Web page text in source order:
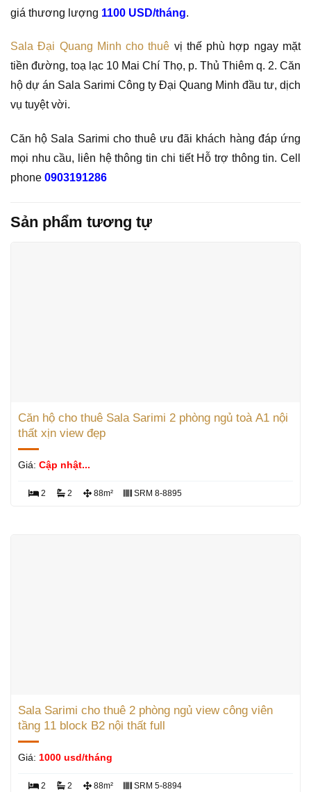
giá thương lượng 1100 USD/tháng.
Sala Đại Quang Minh cho thuê vị thế phù hợp ngay mặt
tiền đường, toạ lạc 10 Mai Chí Thọ, p. Thủ Thiêm q. 2. Căn
hộ dự án Sala Sarimi Công ty Đại Quang Minh đầu tư, dịch
vụ tuyệt vời.
Căn hộ Sala Sarimi cho thuê ưu đãi khách hàng đáp ứng
mọi nhu cầu, liên hệ thông tin chi tiết Hỗ trợ thông tin. Cell
phone 0903191286
Sản phẩm tương tự
Căn hộ cho thuê Sala Sarimi 2 phòng ngủ toà A1 nội
thất xịn view đẹp
Giá: Cập nhật...
2 2 88m² SRM 8-8895
Sala Sarimi cho thuê 2 phòng ngủ view công viên
tầng 11 block B2 nội thất full
Giá: 1000 usd/tháng
2 2 88m² SRM 5-8894